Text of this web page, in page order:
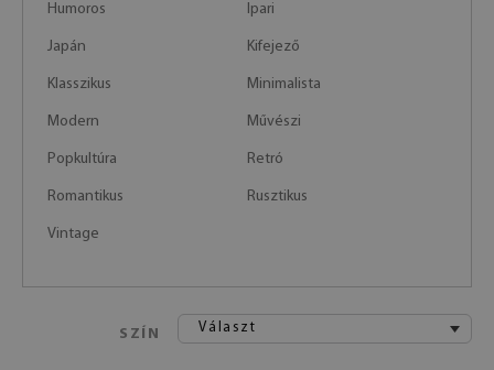
Humoros Ipari
Japán Kifejező
Klasszikus Minimalista
Modern Művészi
Popkultúra Retró
Romantikus Rusztikus
Vintage
SZÍN Választ